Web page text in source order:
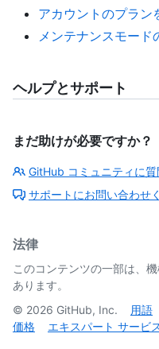
アカウントのプラン
メンテナンスモー
ヘルプとサポート
まだ助けが必要ですか？
GitHub コミュニティに質
サポートにお問い合わせ
法律
このコンテンツの一部は、
あります。
© 2026 GitHub, Inc. 用語
価格
エキスパート サービ